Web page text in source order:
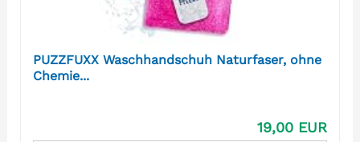
PUZZFUXX Waschhandschuh Naturfaser, ohne
Chemie...
19,00 EUR